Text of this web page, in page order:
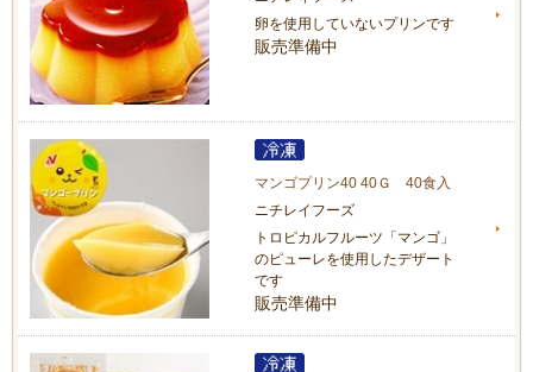
卵を使用していないプリンです
販売準備中
マンゴプリン40 40Ｇ 40食入
ニチレイフーズ
トロピカルフルーツ「マンゴ」
のピューレを使用したデザート
です
販売準備中